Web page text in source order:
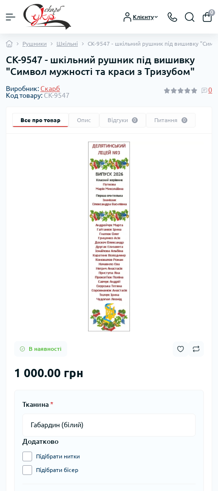
Клієнту
0
Рушники Шкільні СК-9547 - шкільний рушник під вишивку
СК-9547 - шкільний рушник під вишивку
"Символ мужності та краси з Тризубом"
Виробник:Скарб
Код товару: СК-9547
0
Все про товар Опис Відгуки 0 Питання 0
В наявності
1 000.00 грн
Тканина*
Додатково
Підібрати нитки
Підібрати бісер